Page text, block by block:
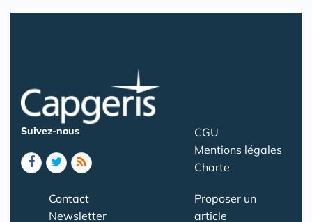
Suivez-nous
CGU
Mentions légales
Charte
Contact
Newsletter
Proposer un
article